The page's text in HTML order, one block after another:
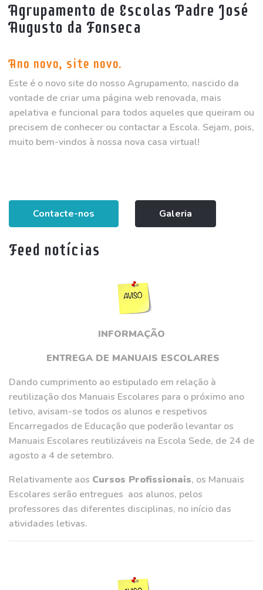
Agrupamento de Escolas Padre José
Augusto da Fonseca
Ano novo, site novo.
Este é o novo site do nosso Agrupamento, nascido da
vontade de criar uma página web renovada, mais
apelativa e funcional para todos aqueles que queiram ou
precisem de conhecer ou contactar a Escola. Sejam, pois,
muito bem-vindos à nossa nova casa virtual!
Contacte-nos Galeria
Feed notícias
INFORMAÇÃO
ENTREGA DE MANUAIS ESCOLARES
Dando cumprimento ao estipulado em relação à
reutilização dos Manuais Escolares para o próximo ano
letivo, avisam-se todos os alunos e respetivos
Encarregados de Educação que poderão levantar os
Manuais Escolares reutilizáveis na Escola Sede, de 24 de
agosto a 4 de setembro.
Relativamente aos Cursos Profissionais, os Manuais
Escolares serão entregues aos alunos, pelos
professores das diferentes disciplinas, no início das
atividades letivas.